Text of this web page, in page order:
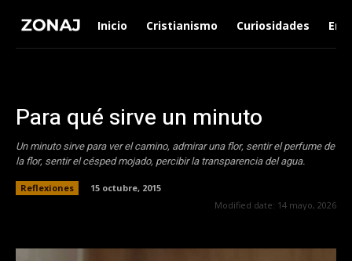
Inicio Cristianismo Curiosidades
Para qué sirve un minuto
Un minuto sirve para ver el camino, admirar una flor, sentir el perfume de
la flor, sentir el césped mojado, percibir la transparencia del agua.
Reflexiones
15 octubre, 2015
Modified date: 14 mayo, 2026